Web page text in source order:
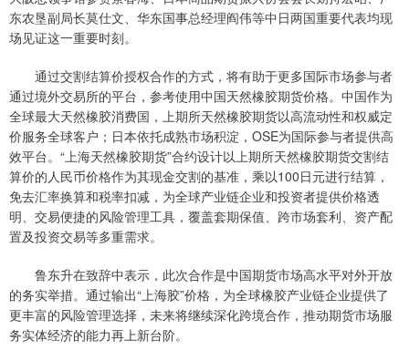
东农垦副局长莫仕文、华东国事总经理阎伟等中日两国重要代表均现
场见证这一重要时刻。
通过交割结算价授权合作的方式，将有助于更多国际市场参与者
通过境外交易所的平台，参考使用中国天然橡胶期货价格。中国作为
全球最大天然橡胶消费国，上期所天然橡胶期货以高流动性和权威定
价服务全球客户；日本依托成熟市场积淀，OSE为国际参与者提供高
效平台。“上海天然橡胶期货”合约设计以上期所天然橡胶期货交割结
算价的人民币价格作为其现金交割的基准，乘以100日元进行结算，
免去汇率换算和税率扣减，为全球产业链企业和投资者提供价格透
明、交易便捷的风险管理工具，覆盖套期保值、跨市场套利、资产配
置及投资交易等多重需求。
鲁东升在致辞中表示，此次合作是中国期货市场高水平对外开放
的务实举措。通过输出“上海胶”价格，为全球橡胶产业链企业提供了
更丰富的风险管理选择，未来将继续深化跨境合作，推动期货市场服
务实体经济的能力再上新台阶。